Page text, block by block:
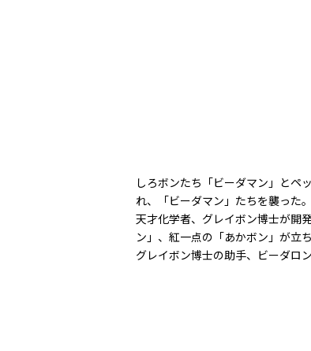
しろボンたち「ビーダマン」とペ
れ、「ビーダマン」たちを襲った。
天才化学者、グレイボン博士が開
ン」、紅一点の「あかボン」が立ち
グレイボン博士の助手、ビーダロ